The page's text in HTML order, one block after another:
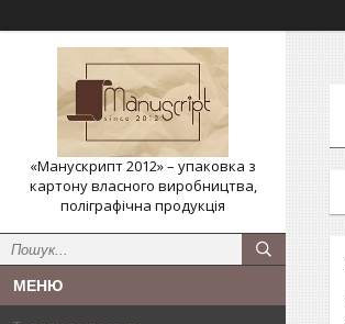
«Манускрипт 2012» – упаковка з
картону власного виробництва,
поліграфічна продукція